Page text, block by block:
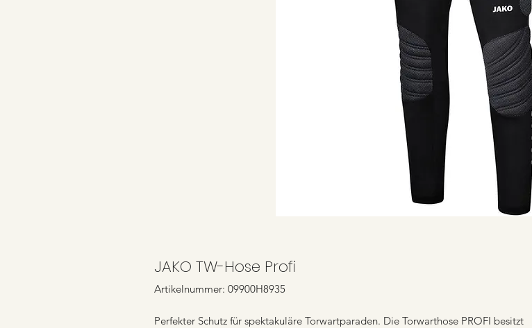
JAKO TW-Hose Profi
Artikelnummer: 09900H8935
Perfekter Schutz für spektakuläre Torwartparaden. Die Torwarthose PROFI besitzt